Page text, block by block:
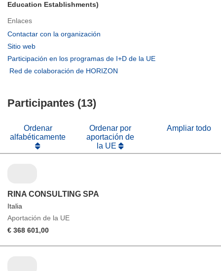
Education Establishments)
Enlaces
Contactar con la organización
nueva
Sitio web
abrirá
ventana)
Participación en los programas de I+D de la UE
Red de colaboración de HORIZON
Participantes (13)
Ordenar
alfabéticamente
Ordenar por
aportación de
la UE
Ampliar todo
RINA CONSULTING SPA
Italia
Aportación de la UE
€ 368 601,00